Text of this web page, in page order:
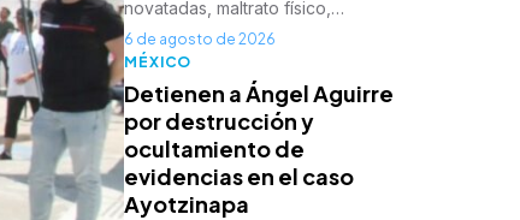
novatadas, maltrato físico,…
6 de agosto de 2026
MÉXICO
Detienen a Ángel Aguirre
por destrucción y
ocultamiento de
evidencias en el caso
Ayotzinapa